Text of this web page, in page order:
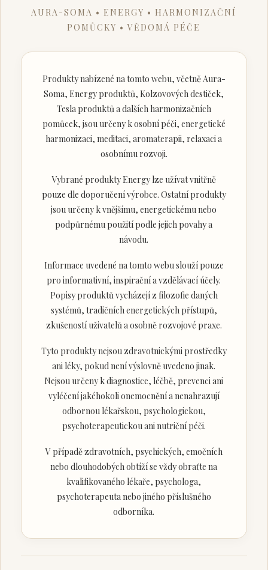
AURA-SOMA • ENERGY • HARMONIZAČNÍ
POMŮCKY • VĚDOMÁ PÉČE
Produkty nabízené na tomto webu, včetně Aura-
Soma, Energy produktů, Kolzovových destiček,
Tesla produktů a dalších harmonizačních
pomůcek, jsou určeny k osobní péči, energetické
harmonizaci, meditaci, aromaterapii, relaxaci a
osobnímu rozvoji.
Vybrané produkty Energy lze užívat vnitřně
pouze dle doporučení výrobce. Ostatní produkty
jsou určeny k vnějšímu, energetickému nebo
podpůrnému použití podle jejich povahy a
návodu.
Informace uvedené na tomto webu slouží pouze
pro informativní, inspirační a vzdělávací účely.
Popisy produktů vycházejí z filozofie daných
systémů, tradičních energetických přístupů,
zkušeností uživatelů a osobně rozvojové praxe.
Tyto produkty nejsou zdravotnickými prostředky
ani léky, pokud není výslovně uvedeno jinak.
Nejsou určeny k diagnostice, léčbě, prevenci ani
vyléčení jakéhokoli onemocnění a nenahrazují
odbornou lékařskou, psychologickou,
psychoterapeutickou ani nutriční péči.
V případě zdravotních, psychických, emočních
nebo dlouhodobých obtíží se vždy obraťte na
kvalifikovaného lékaře, psychologa,
psychoterapeuta nebo jiného příslušného
odborníka.